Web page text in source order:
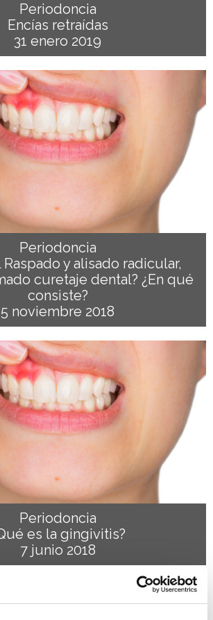
Periodoncia
Encías retraídas
31 enero 2019
Periodoncia
Raspado y alisado radicular,
curetaje dental? ¿En qué
consiste?
5 noviembre 2018
Periodoncia
es la gingivitis?
7 junio 2018